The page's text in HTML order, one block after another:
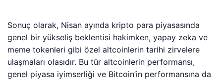
Sonuç olarak, Nisan ayında kripto para piyasasında
genel bir yükseliş beklentisi hakimken, yapay zeka ve
meme tokenleri gibi özel altcoinlerin tarihi zirvelere
ulaşmaları olasıdır. Bu tür altcoinlerin performansı,
genel piyasa iyimserliği ve Bitcoin’in performansına da